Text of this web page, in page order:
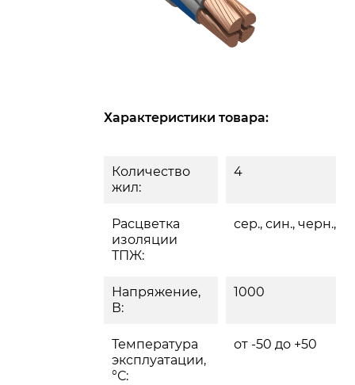
Характеристики товара:
Количество
жил:
4
Расцветка
изоляции
ТПЖ:
сер., син., черн.,
Напряжение,
В:
1000
Температура
эксплуатации,
°С:
от -50 до +50